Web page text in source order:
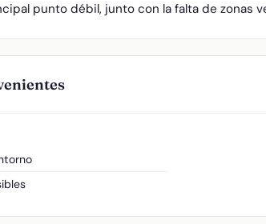
punto débil, junto con la falta de zonas